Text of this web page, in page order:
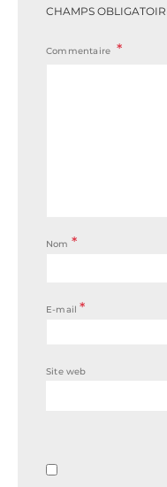
CHAMPS
Commentaire
Nom *
E-mail*
Site web